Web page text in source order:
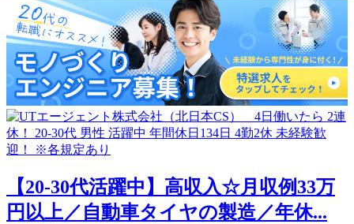
【20-30代活躍中】高収入☆月収例33万
円以上／自動車タイヤの製造／年休...